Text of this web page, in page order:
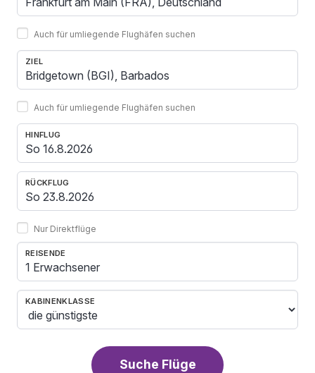
Auch für umliegende Flughäfen suchen
ZIEL
Auch für umliegende Flughäfen suchen
HINFLUG
RÜCKFLUG
Nur Direktflüge
REISENDE
1 Erwachsener
KABINENKLASSE
Suche Flüge